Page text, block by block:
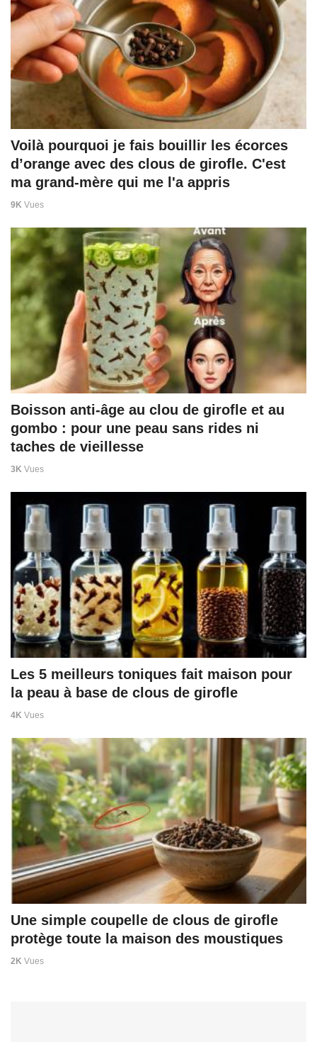
Voilà pourquoi je fais bouillir les écorces
d’orange avec des clous de girofle. C'est
ma grand-mère qui me l'a appris
9K Vues
Boisson anti-âge au clou de girofle et au
gombo : pour une peau sans rides ni
taches de vieillesse
3K Vues
Les 5 meilleurs toniques fait maison pour
la peau à base de clous de girofle
4K Vues
Une simple coupelle de clous de girofle
protège toute la maison des moustiques
2K Vues